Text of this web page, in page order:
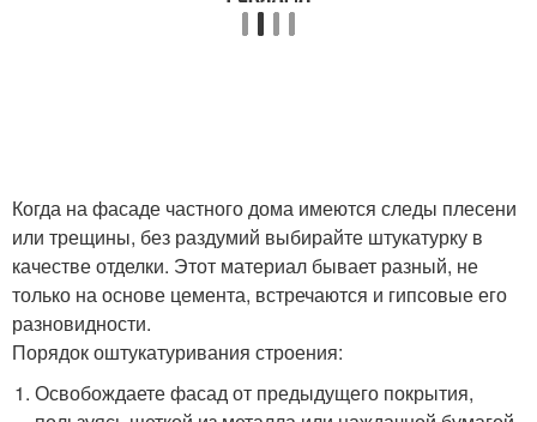
Когда на фасаде частного дома имеются следы плесени
или трещины, без раздумий выбирайте штукатурку в
качестве отделки. Этот материал бывает разный, не
только на основе цемента, встречаются и гипсовые его
разновидности.
Порядок оштукатуривания строения:
Освобождаете фасад от предыдущего покрытия,